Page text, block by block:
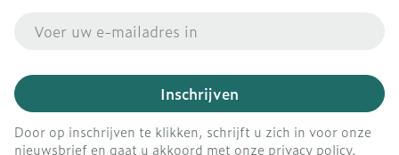
Inschrijven
Door op inschrijven te klikken, schrijft u zich in voor onze
nieuwsbrief en gaat u akkoord met onze privacy policy.